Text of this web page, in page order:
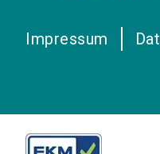
Impressum